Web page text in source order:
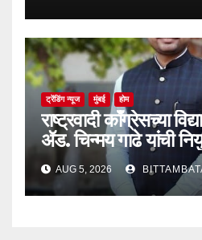
ट्रेंडिंग न्यूज मुंबई होम
राष्ट्रवादी काँग्रेसच्या
ॲड. चिन्मय गाढे यांची
AUG 5, 2026